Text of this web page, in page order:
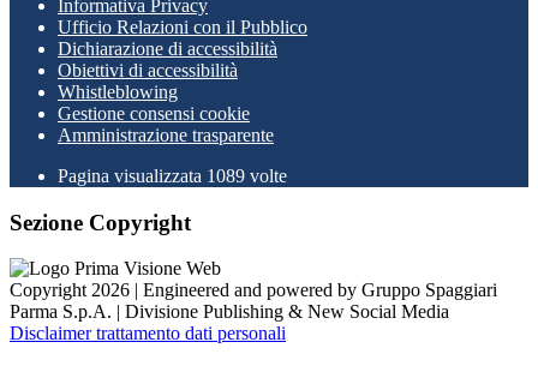
Informativa Privacy
Ufficio Relazioni con il Pubblico
Dichiarazione di accessibilità
Obiettivi di accessibilità
Whistleblowing
Gestione consensi cookie
Amministrazione trasparente
Pagina visualizzata 1089 volte
Sezione Copyright
Copyright 2026 | Engineered and powered by Gruppo Spaggiari
Parma S.p.A. | Divisione Publishing & New Social Media
Disclaimer trattamento dati personali